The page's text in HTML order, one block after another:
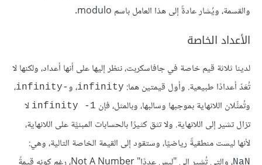
والقسمة، ويُشار عادةً إلى هذا العامل باسم modulo.
الأعداد الخاصة
لدينا ثلاثة قيم خاصة في جافاسكربت، ننظر إليها على أنها أعداد، ولكنها لا
تُعَدّ أعدادًا طبيعية. وأول قيمتين هما: infinity، و-infinity
،
وتُمثِّلان اللانهاية بموجبها وسالبها، وبالمثل، فإن infinity -1 لا
تزال تشير إلى اللانهاية. ولا تثق كثيرًا بالحسابات المبنيَّة على اللانهاية،
لأنها ليست منطقيةً رياضيًا، وستقود إلى القيمة الخاصة التالية، وهي:
NaN